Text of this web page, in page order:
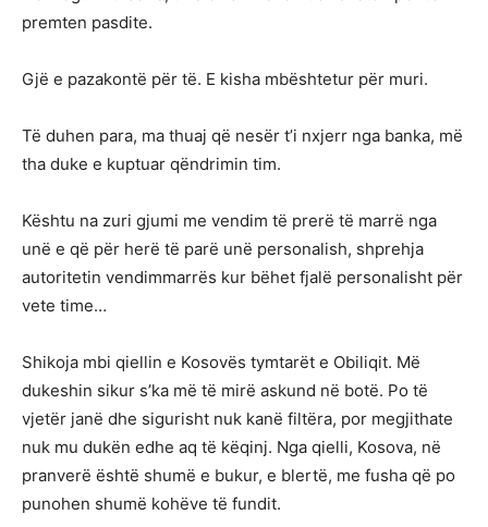
premten pasdite.
Gjë e pazakontë për të. E kisha mbështetur për muri.
Të duhen para, ma thuaj që nesër t’i nxjerr nga banka, më
tha duke e kuptuar qëndrimin tim.
Kështu na zuri gjumi me vendim të prerë të marrë nga
unë e që për herë të parë unë personalish, shprehja
autoritetin vendimmarrës kur bëhet fjalë personalisht për
vete time…
Shikoja mbi qiellin e Kosovës tymtarët e Obiliqit. Më
dukeshin sikur s’ka më të mirë askund në botë. Po të
vjetër janë dhe sigurisht nuk kanë filtëra, por megjithate
nuk mu dukën edhe aq të këqinj. Nga qielli, Kosova, në
pranverë është shumë e bukur, e blertë, me fusha që po
punohen shumë kohëve të fundit.